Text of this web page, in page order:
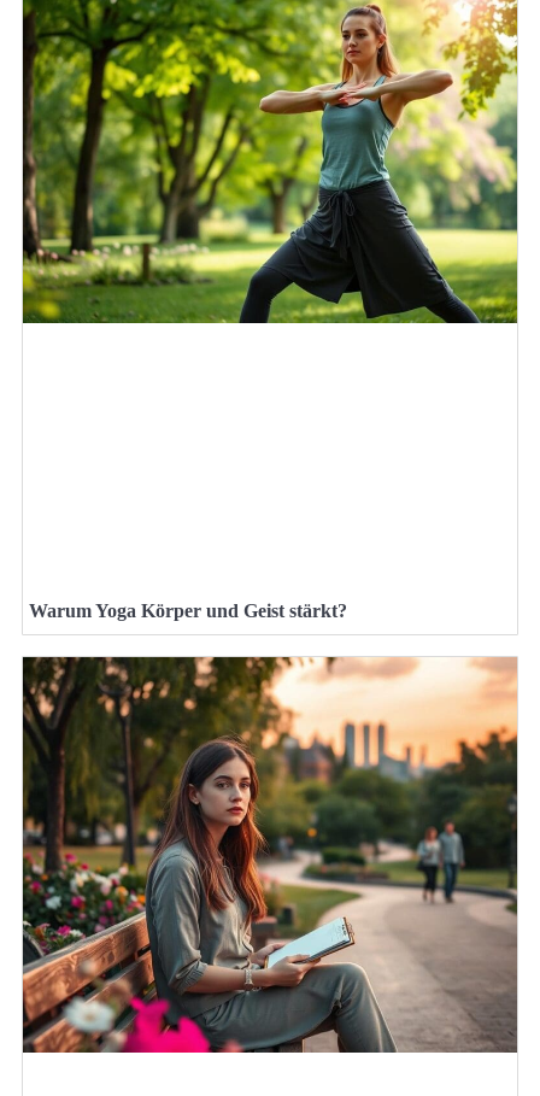
Warum Yoga Körper und Geist stärkt?